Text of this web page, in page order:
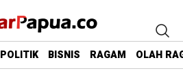
POLITIK BISNIS RAGAM OLAH